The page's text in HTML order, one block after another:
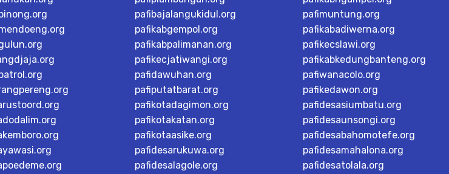
pafibajalangukidul.org
pafikabgempol.org
pafikabpalimanan.org
pafikecjatiwangi.org
pafidawuhan.org
pafiputatbarat.org
pafikotadagimon.org
pafikotakatan.org
pafikotaasike.org
pafidesarukuwa.org
pafidesalagole.org
pafimuntung.org
pafikabadiwerna.org
pafikecslawi.org
pafikabkedungbanteng.org
pafiwanacolo.org
pafikedawon.org
pafidesasiumbatu.org
pafidesaunsongi.org
pafidesabahomotefe.org
pafidesamahalona.org
pafidesatolala.org